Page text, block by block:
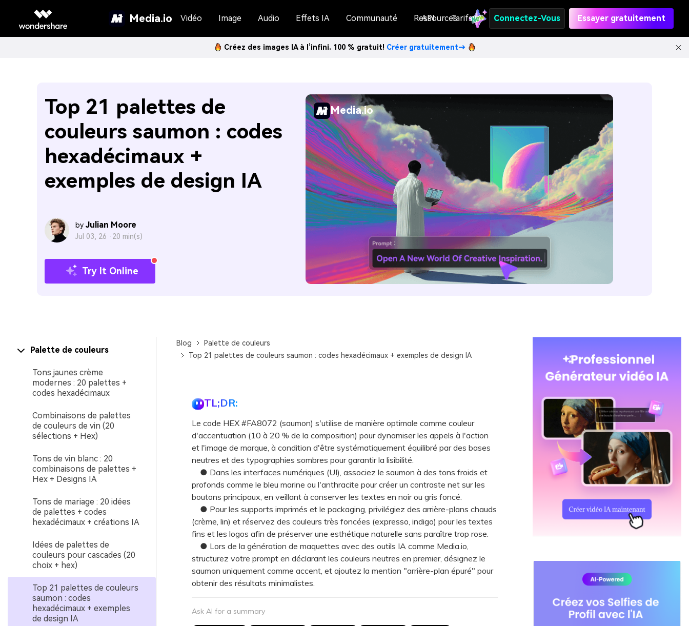
Media.io Vidéo Image Audio Effets IA Communauté Ressources
API Tarifs Connectez-Vous Essayer gratuitement
Créez des images IA à l’infini. 100 % gratuit! Créer gratuitement→
Top 21 palettes de
couleurs saumon : codes
hexadécimaux +
exemples de design IA
by Julian Moore
Jul 03, 26 · 20 min(s)
Try It Online
Media.io
Palette de couleurs
Tons jaunes crème
modernes : 20 palettes +
codes hexadécimaux
Combinaisons de palettes
de couleurs de vin (20
sélections + Hex)
Tons de vin blanc : 20
combinaisons de palettes +
Hex + Designs IA
Tons de mariage : 20 idées
de palettes + codes
hexadécimaux + créations IA
Idées de palettes de
couleurs pour cascades (20
choix + hex)
Top 21 palettes de couleurs
saumon : codes
hexadécimaux + exemples
de design IA
Blog
Palette de couleurs
Top 21 palettes de couleurs saumon : codes hexadécimaux + exemples de design IA
TL;DR:
Le code HEX #FA8072 (saumon) s'utilise de manière optimale comme couleur
d'accentuation (10 à 20 % de la composition) pour dynamiser les appels à l'action
et l'image de marque, à condition d'être systématiquement équilibré par des bases
neutres et des typographies sombres pour garantir la lisibilité.
● Dans les interfaces numériques (UI), associez le saumon à des tons froids et
profonds comme le bleu marine ou l'anthracite pour créer un contraste net sur les
boutons principaux, en veillant à conserver les textes en noir ou gris foncé.
● Pour les supports imprimés et le packaging, privilégiez des arrière-plans chauds
(crème, lin) et réservez des couleurs très foncées (expresso, indigo) pour les textes
fins et les logos afin de préserver une esthétique naturelle sans paraître trop rose.
● Lors de la génération de maquettes avec des outils IA comme Media.io,
structurez votre prompt en déclarant les couleurs neutres en premier, désignez le
saumon uniquement comme accent, et ajoutez la mention "arrière-plan épuré" pour
obtenir des résultats minimalistes.
Ask AI for a summary